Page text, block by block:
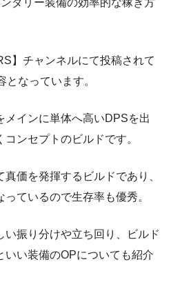
】チャンネルにて投稿されて
なっています。
メインに単体へ高いDPSを出
ンセプトのビルドです。
価を発揮するビルドであり、
ているので生存率も優秀。
振り分けや立ち回り、ビルド
いい装備のOPについても紹介